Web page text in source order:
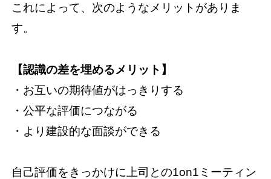
これによって、次のようなメリットがありま
す。
【認識の差を埋めるメリット】
・お互いの期待値がはっきりする
・公平な評価につながる
・より建設的な面談ができる
自己評価をきっかけに上司との1on1ミーティン